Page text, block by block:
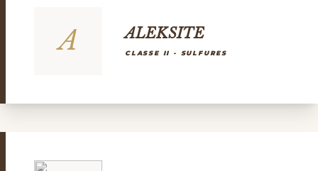
A ALEKSITE
CLASSE II - SULFURES